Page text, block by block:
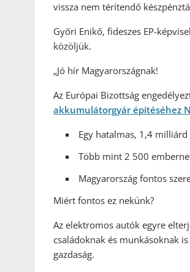
vissza nem térítendő
Győri Enikő, fideszes EP-
közöljük.
„Jó hír Magyarországnak!
Az Európai Bizottság
akkumulátorgyár építéséhez
Egy hatalmas, 1,4
Több mint 2 500
Magyarország fontos
Miért fontos ez nekünk?
Az elektromos autók egyre
családoknak és munkásoknak
gazdaság.